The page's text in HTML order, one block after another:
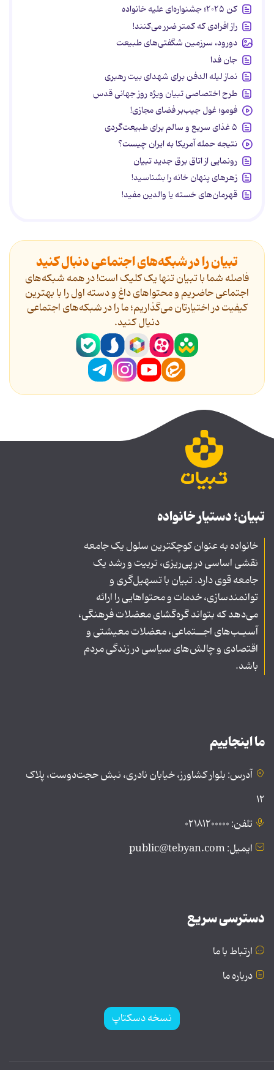
کن ۲۰۲۵؛ جشنواره‌ای علیه خانواده
راز افرادی که کمتر ضرر می‌کنند!
دورود، سرزمین شگفتی‌های طبیعت
جان فدا
نماز لیله الدفن برای شهدای بیت رهبری
طرح اختصاصی تبیان ویژه روز جهانی قدس
فومو؛ غول جیب‌بر فضای مجازی!
۵ غذای سریع و سالم برای طبیعت‌گردی
نتیجه حمله آمریکا به ایران چیست؟
رونمایی از اتاق برق جدید تبیان
زهرهای پنهان خانه را بشناسید!
قهرمان‌های خسته یا والدین مفید!
تبیان را در شبکه‌های اجتماعی دنبال کنید
فاصله شما با تبیان تنها یک کلیک است! در همه شبکه‌های
اجتماعی حاضریم و محتواهای داغ و دسته اول را با بهترین
کیفیت در اختیارتان می‌گذاریم؛ ما را در شبکه‌های اجتماعی
دنیال کنید.
تبیان؛ دستیار خانواده
خانواده به عنوان کوچکترین سلول یک جامعه
نقشی اساسی در پی‌ریزی، تربیت و رشد یک
جامعه قوی دارد. تبیان با تسهیل‌گری و
توانمندسازی، خدمات و محتواهایی را ارائه
می‌دهد که بتواند گره‌گشای معضلات فرهنگی،
آسیـب‌های اجــتماعی، معضلات معیشتی و
اقتصادی و چالش‌های سیاسی در زندگی مردم
باشد.
ما اینجاییم
آدرس: بلوار کشاورز، خیابان نادری، نبش حجت‌دوست، پلاک
۱۲
تلفن: ۰۲۱۸۱۲۰۰۰۰۰
ایمیل: public@tebyan.com
دسترسی سریع
ارتباط با ما
درباره ما
نسخه دسکتاپ